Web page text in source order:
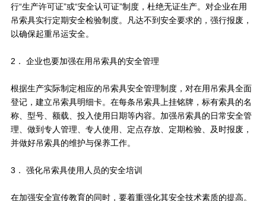
行“生产许可证”或“安全认可证”制度，杜绝无证生产。对企业在用
吊索具实行定期安全检验制度。凡达不到安全要求的，强行报废，
以确保起重吊运安全。
2． 企业也要加强在用吊索具的安全管理
根据生产实际制定相应的吊索具安全管理制度，对在用吊索具全面
登记，建立吊索具明细卡。在每条吊索具上挂铭牌，标有索具的名
称、型号、额载、投入使用日期等内容。加强吊索具的日常安全管
理、做到专人管理、专人使用、定点存放、定期检验、及时报废，
并做好吊索具的维护与保养工作。
3． 强化吊索具使用人员的安全培训
在加强安全宣传教育的同时，要着重强化其安全技术素质的提高。